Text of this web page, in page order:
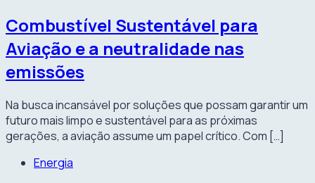
Combustível Sustentável para
Aviação e a neutralidade nas
emissões
Na busca incansável por soluções que possam garantir um
futuro mais limpo e sustentável para as próximas
gerações, a aviação assume um papel crítico. Com […]
Energia